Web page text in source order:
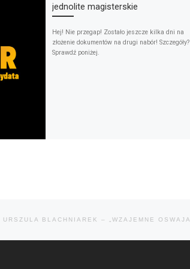
jednolite magisterskie
Hej! Nie przegap! Zostało jeszcze kilka dni na
złożenie dokumentów na drugi nabór! Szczegóły?
Sprawdź poniżej.